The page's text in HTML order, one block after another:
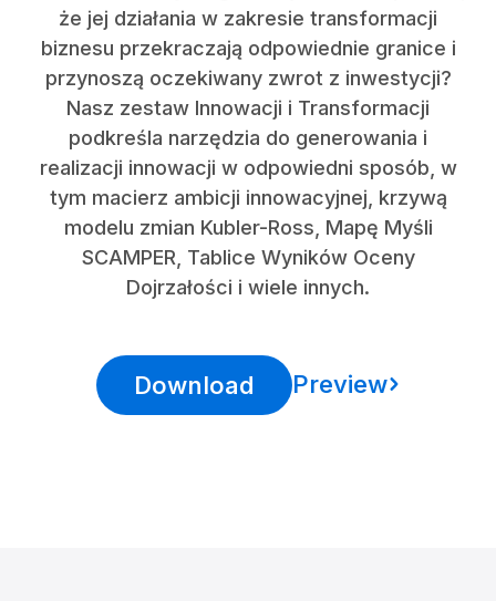
że jej działania w zakresie transformacji
biznesu przekraczają odpowiednie granice i
przynoszą oczekiwany zwrot z inwestycji?
Nasz zestaw Innowacji i Transformacji
podkreśla narzędzia do generowania i
realizacji innowacji w odpowiedni sposób, w
tym macierz ambicji innowacyjnej, krzywą
modelu zmian Kubler-Ross, Mapę Myśli
SCAMPER, Tablice Wyników Oceny
Dojrzałości i wiele innych.
Download Preview